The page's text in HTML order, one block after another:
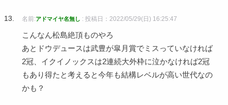
名前:アドマイヤ名無し : 投稿日：2022/05/29(日) 16:25:47
こんなん松島絶頂ものやろ
あとドウデュースは武豊が皐月賞でミスっていなければ
2冠、イクイノックスは2連続大外枠に泣かなければ2冠
もあり得たと考えると今年も結構レベルが高い世代なの
かも？